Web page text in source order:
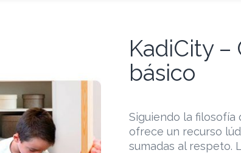
KadiCity
básico
Siguiendo la filosofía
ofrece un recurso
sumadas al respeto.